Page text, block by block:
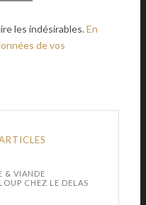
les indésirables.En
de vos
& VIANDE
CHEZ LE DELAS